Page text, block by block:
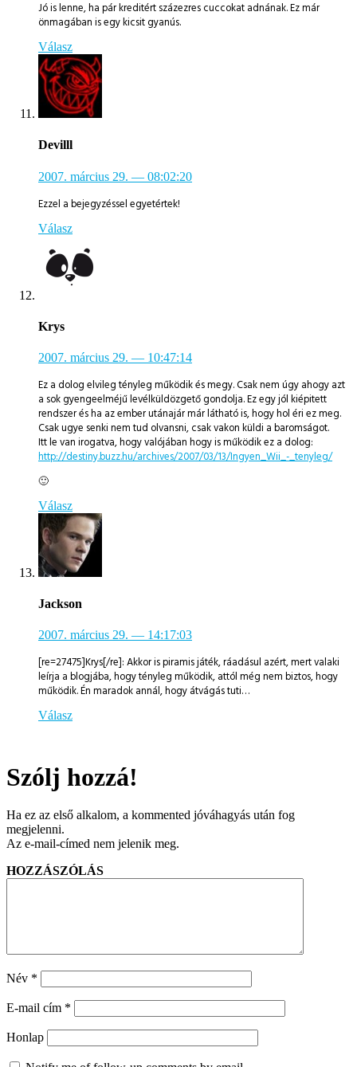
Jó is lenne, ha pár kreditért százezres cuccokat adnának. Ez már
önmagában is egy kicsit gyanús.
Válasz
Devilll
2007. március 29. — 08:02:20
Ezzel a bejegyzéssel egyetértek!
Válasz
Krys
2007. március 29. — 10:47:14
Ez a dolog elvileg tényleg működik és megy. Csak nem úgy ahogy azt
a sok gyengeelméjű levélküldözgető gondolja. Ez egy jól kiépitett
rendszer és ha az ember utánajár már látható is, hogy hol éri ez meg.
Csak ugye senki nem tud olvansni, csak vakon küldi a baromságot.
Itt le van irogatva, hogy valójában hogy is működik ez a dolog:
http://destiny.buzz.hu/archives/2007/03/13/Ingyen_Wii_-_tenyleg/
🙂
Válasz
Jackson
2007. március 29. — 14:17:03
[re=27475]Krys[/re]: Akkor is piramis játék, ráadásul azért, mert valaki
leírja a blogjába, hogy tényleg működik, attól még nem biztos, hogy
működik. Én maradok annál, hogy átvágás tuti…
Válasz
Szólj hozzá!
Ha ez az első alkalom, a kommented jóváhagyás után fog
megjelenni.
Az e-mail-címed nem jelenik meg.
HOZZÁSZÓLÁS
Név *
E-mail cím *
Honlap